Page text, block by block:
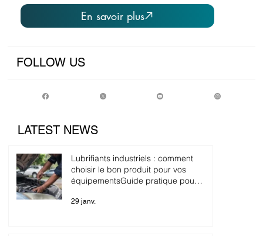
FOLLOW US
LATEST NEWS
Lubrifiants industriels : comment
choisir le bon produit pour vos
équipementsGuide pratique pour
industriels.
29 janv.